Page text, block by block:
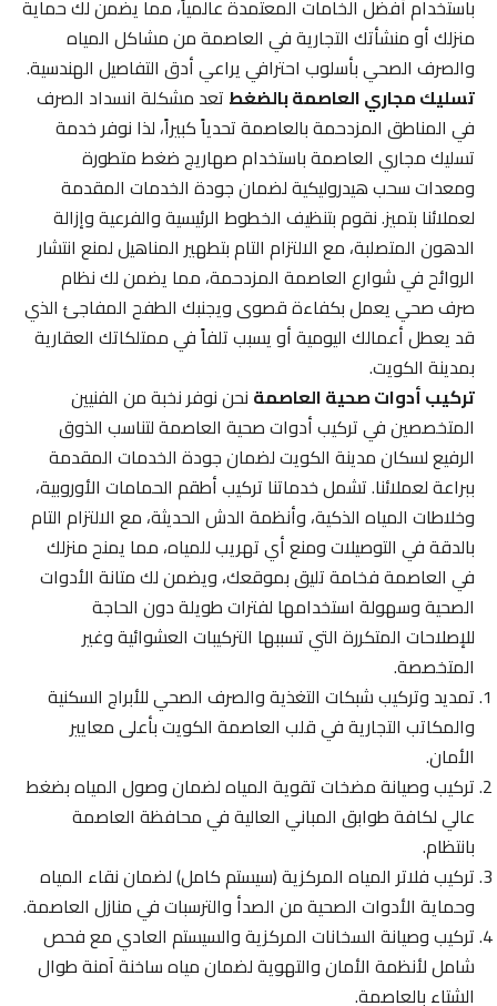
باستخدام أفضل الخامات المعتمدة عالمياً، مما يضمن لك حماية
منزلك أو منشأتك التجارية في العاصمة من مشاكل المياه
والصرف الصحي بأسلوب احترافي يراعي أدق التفاصيل الهندسية.
تسليك مجاري العاصمة بالضغطتعد مشكلة انسداد الصرف
في المناطق المزدحمة بالعاصمة تحدياً كبيراً، لذا نوفر خدمة
تسليك مجاري العاصمة باستخدام صهاريج ضغط متطورة
ومعدات سحب هيدروليكية لضمان جودة الخدمات المقدمة
لعملائنا بتميز. نقوم بتنظيف الخطوط الرئيسية والفرعية وإزالة
الدهون المتصلبة، مع الالتزام التام بتطهير المناهيل لمنع انتشار
الروائح في شوارع العاصمة المزدحمة، مما يضمن لك نظام
صرف صحي يعمل بكفاءة قصوى ويجنبك الطفح المفاجئ الذي
قد يعطل أعمالك اليومية أو يسبب تلفاً في ممتلكاتك العقارية
بمدينة الكويت.
تركيب أدوات صحية العاصمةنحن نوفر نخبة من الفنيين
المتخصصين في تركيب أدوات صحية العاصمة لتناسب الذوق
الرفيع لسكان مدينة الكويت لضمان جودة الخدمات المقدمة
ببراعة لعملائنا. تشمل خدماتنا تركيب أطقم الحمامات الأوروبية،
وخلاطات المياه الذكية، وأنظمة الدش الحديثة، مع الالتزام التام
بالدقة في التوصيلات ومنع أي تهريب للمياه، مما يمنح منزلك
في العاصمة فخامة تليق بموقعك، ويضمن لك متانة الأدوات
الصحية وسهولة استخدامها لفترات طويلة دون الحاجة
للإصلاحات المتكررة التي تسببها التركيبات العشوائية وغير
المتخصصة.
تمديد وتركيب شبكات التغذية والصرف الصحي للأبراج السكنية
والمكاتب التجارية في قلب العاصمة الكويت بأعلى معايير
الأمان.
تركيب وصيانة مضخات تقوية المياه لضمان وصول المياه بضغط
عالي لكافة طوابق المباني العالية في محافظة العاصمة
بانتظام.
تركيب فلاتر المياه المركزية (سيستم كامل) لضمان نقاء المياه
وحماية الأدوات الصحية من الصدأ والترسبات في منازل العاصمة.
تركيب وصيانة السخانات المركزية والسيستم العادي مع فحص
شامل لأنظمة الأمان والتهوية لضمان مياه ساخنة آمنة طوال
الشتاء بالعاصمة.